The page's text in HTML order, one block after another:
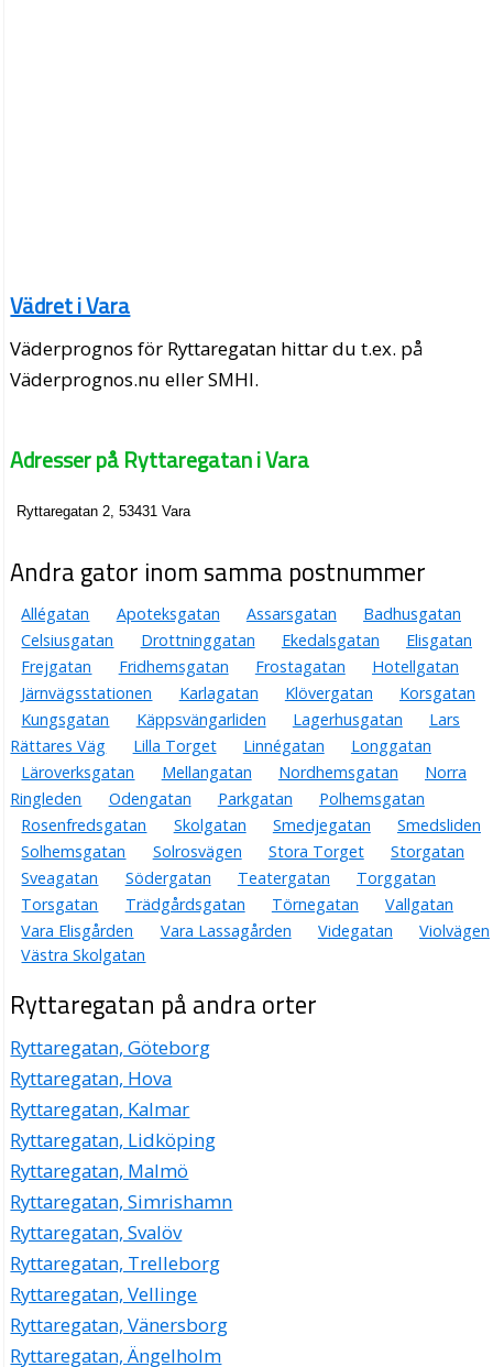
Vädret i Vara
Väderprognos för Ryttaregatan hittar du t.ex. på
Väderprognos.nu eller SMHI.
Adresser på Ryttaregatan i Vara
Ryttaregatan 2, 53431 Vara
Andra gator inom samma postnummer
Allégatan Apoteksgatan Assarsgatan
Badhusgatan
Celsiusgatan
Drottninggatan Ekedalsgatan
Elisgatan
Frejgatan
Fridhemsgatan Frostagatan
Hotellgatan
Järnvägsstationen
Karlagatan Klövergatan
Korsgatan
Kungsgatan
Käppsvängarliden Lagerhusgatan
Lars
Rättares Väg
Lilla Torget Linnégatan
Longgatan
Läroverksgatan
Mellangatan Nordhemsgatan
Norra
Ringleden
Odengatan Parkgatan
Polhemsgatan
Rosenfredsgatan
Skolgatan Smedjegatan
Smedsliden
Solhemsgatan
Solrosvägen Stora Torget
Storgatan
Sveagatan
Södergatan Teatergatan
Torggatan
Torsgatan
Trädgårdsgatan Törnegatan
Vallgatan
Vara Elisgården
Vara Lassagården Videgatan
Violvägen
Västra Skolgatan
Ryttaregatan på andra orter
Ryttaregatan, Göteborg
Ryttaregatan, Hova
Ryttaregatan, Kalmar
Ryttaregatan, Lidköping
Ryttaregatan, Malmö
Ryttaregatan, Simrishamn
Ryttaregatan, Svalöv
Ryttaregatan, Trelleborg
Ryttaregatan, Vellinge
Ryttaregatan, Vänersborg
Ryttaregatan, Ängelholm